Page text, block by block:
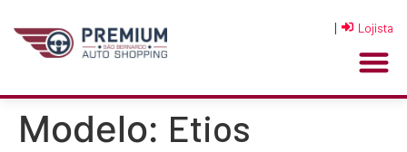
| Lojista
Modelo: Etios